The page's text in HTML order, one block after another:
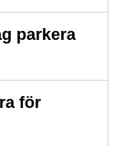
parkera
för